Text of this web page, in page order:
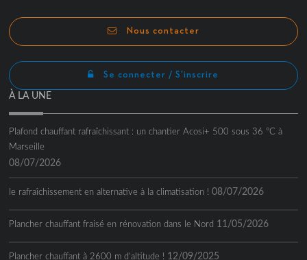
Nous contacter
Se connecter / S'inscrire
À LA UNE
Plafond chauffant rafraîchissant : un chantier Acosi+ 500 sous 36 °C à
Marseille
08/07/2026
le rafraîchissement en alternative à la climatisation ! 08/07/2026
Plancher chauffant fraisé en rénovation dans le Nord 11/05/2026
Plancher chauffant à 2600 m d’altitude ! 12/09/2025